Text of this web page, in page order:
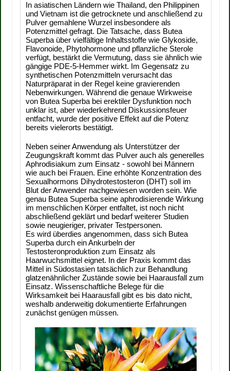
In asiatischen Ländern wie Thailand, den Philippinen
und Vietnam ist die getrocknete und anschließend zu
Pulver gemahlene Wurzel insbesondere als
Potenzmittel gefragt. Die Tatsache, dass Butea
Superba über vielfältige Inhaltsstoffe wie Glykoside,
Flavonoide, Phytohormone und pflanzliche Sterole
verfügt, bestärkt die Vermutung, dass sie ähnlich wie
gängige PDE-5-Hemmer wirkt. Im Gegensatz zu
synthetischen Potenzmitteln verursacht das
Naturpräparat in der Regel keine gravierenden
Nebenwirkungen. Während die genaue Wirkweise
von Butea Superba bei erektiler Dysfunktion noch
unklar ist, aber wiederkehrend Diskussionsfeuer
entfacht, wurde der positive Effekt auf die Potenz
bereits vielerorts bestätigt.
Neben seiner Anwendung als Unterstützer der
Zeugungskraft kommt das Pulver auch als generelles
Aphrodisiakum zum Einsatz - sowohl bei Männern
wie auch bei Frauen. Eine erhöhte Konzentration des
Sexualhormons Dihydrotestosteron (DHT) soll im
Blut der Anwender nachgewiesen worden sein. Wie
genau Butea Superba seine aphrodisierende Wirkung
im menschlichen Körper entfaltet, ist noch nicht
abschließend geklärt und bedarf weiterer Studien
sowie neugieriger, privater Testpersonen.
Es wird überdies angenommen, dass sich Butea
Superba durch ein Ankurbeln der
Testosteronproduktion zum Einsatz als
Haarwuchsmittel eignet. In der Praxis kommt das
Mittel in Südostasien tatsächlich zur Behandlung
glatzenähnlicher Zustände sowie bei Haarausfall zum
Einsatz. Wissenschaftliche Belege für die
Wirksamkeit bei Haarausfall gibt es bis dato nicht,
weshalb anderweitig dokumentierte Erfahrungen
zunächst genügen müssen.